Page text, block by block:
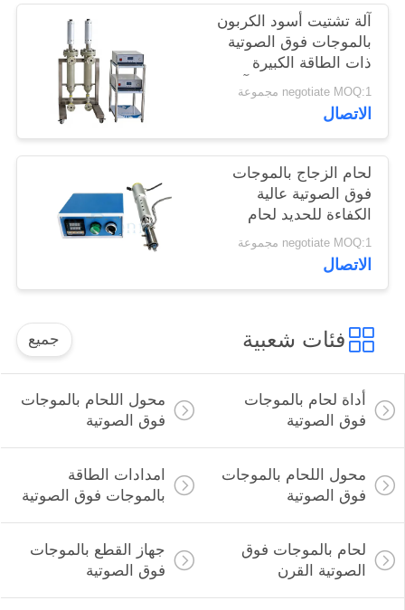
آلة تشتيت أسود الكربون
بالموجات فوق الصوتية
ذات الطاقة الكبيرة
والمسبار التيتانيوم، آلة
التجانس بالموجات فوق
الصوتية
negotiate MOQ:1 مجموعة
الاتصال
لحام الزجاج بالموجات
فوق الصوتية عالية
الكفاءة للحديد لحام
الزجاج بالموجات فوق
الصوتية لصناعة البناء
negotiate MOQ:1 مجموعة
الاتصال
فئات شعبية جميع
أداة لحام بالموجات
فوق الصوتية
محول اللحام بالموجات
فوق الصوتية
محول اللحام بالموجات
فوق الصوتية
امدادات الطاقة
بالموجات فوق الصوتية
لحام بالموجات فوق
الصوتية القرن
جهاز القطع بالموجات
فوق الصوتية